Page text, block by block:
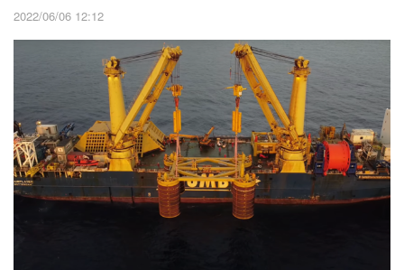
2022/06/06 12:12